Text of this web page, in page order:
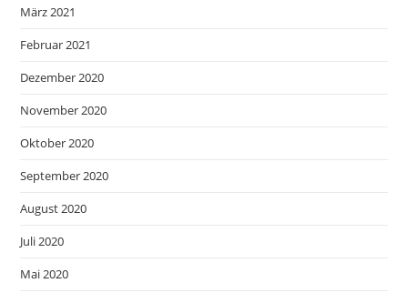
März 2021
Februar 2021
Dezember 2020
November 2020
Oktober 2020
September 2020
August 2020
Juli 2020
Mai 2020